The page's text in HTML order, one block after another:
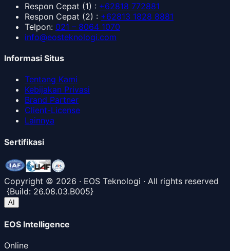
Respon Cepat (1) : +62818 772881
Respon Cepat (2) : +62813 1828 8881
Telpon: 021 – 8064 1070
info@eosteknologi.com
Informasi Situs
Tentang Kami
Kebijakan Privasi
Brand Partner
Client-License
Lainnya
Sertifikasi
Copyright © 2026 · EOS Teknologi · All rights reserved
{Build: 26.08.03.B005}
AI
EOS Intelligence
Online